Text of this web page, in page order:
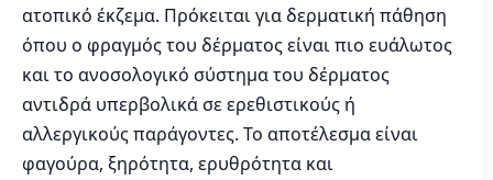
ατοπικό έκζεμα. Πρόκειται για δερματική πάθηση
όπου ο φραγμός του δέρματος είναι πιο ευάλωτος
και το ανοσολογικό σύστημα του δέρματος
αντιδρά υπερβολικά σε ερεθιστικούς ή
αλλεργικούς παράγοντες. Το αποτέλεσμα είναι
φαγούρα, ξηρότητα, ερυθρότητα και